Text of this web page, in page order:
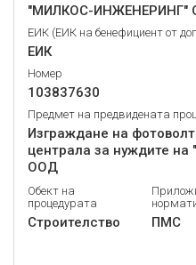
"МИЛКОС-ИНЖЕНЕРИНГ"
ЕИК (ЕИК на бенефициент от
ЕИК
Номер
103837630
Предмет на предвидената
Изграждане на
централа за нуждите
ООД
Обект на
процедурата
Строителство ПМС